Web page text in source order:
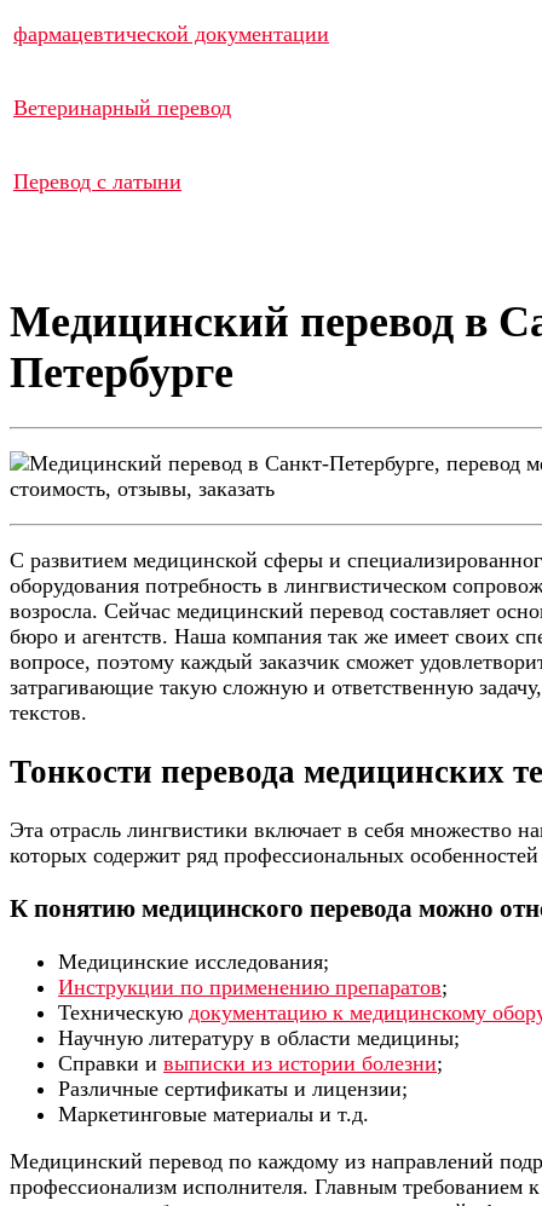
фармацевтической документации
Ветеринарный перевод
Перевод с латыни
Медицинский перевод в
Петербурге
С развитием медицинской сферы и
оборудования потребность в лингвистическом
возросла. Сейчас медицинский перевод составляет
бюро и агентств. Наша компания так же имеет своих
вопросе, поэтому каждый заказчик сможет
затрагивающие такую сложную и ответственную
текстов.
Тонкости перевода медицинских
Эта отрасль лингвистики включает в себя множество
которых содержит ряд профессиональных
К понятию медицинского перевода можно
Медицинские исследования;
Инструкции по применению препаратов;
Техническую документацию к медицинскому
Научную литературу в области медицины;
Справки и выписки из истории болезни;
Различные сертификаты и лицензии;
Маркетинговые материалы и т.д.
Медицинский перевод по каждому из направлений
профессионализм исполнителя. Главным требованием